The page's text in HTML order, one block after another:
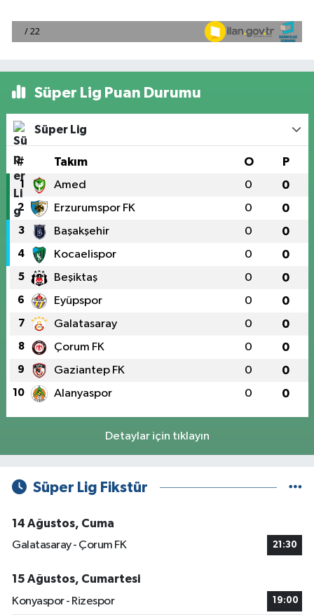
Süper Lig Puan Durumu
Süper Lig
# Takım O P
1 Amed 0 0
2 Erzurumspor FK 0 0
3 Başakşehir 0 0
4 Kocaelispor 0 0
5 Beşiktaş 0 0
6 Eyüpspor 0 0
7 Galatasaray 0 0
8 Çorum FK 0 0
9 Gaziantep FK 0 0
10 Alanyaspor 0 0
Detaylar için tıklayın
Süper Lig Fikstür
14 Ağustos, Cuma
Galatasaray - Çorum FK
21:30
15 Ağustos, Cumartesi
Konyaspor - Rizespor
19:00